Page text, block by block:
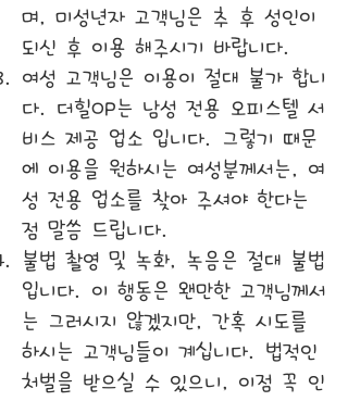
며, 미성년자 고객님은 추 후 성인이
되신 후 이용 해주시기 바랍니다.
여성 고객님은 이용이 절대 불가 합니
다. 더힐OP는 남성 전용 오피스텔 서
비스 제공 업소 입니다. 그렇기 때문
에 이용을 원하시는 여성분께서는, 여
성 전용 업소를 찾아 주셔야 한다는
점 말씀 드립니다.
불법 촬영 및 녹화, 녹음은 절대 불법
입니다. 이 행동은 왠만한 고객님께서
는 그러시지 않겠지만, 간혹 시도를
하시는 고객님들이 계십니다. 법적인
처벌을 받으실 수 있으니, 이점 꼭 인